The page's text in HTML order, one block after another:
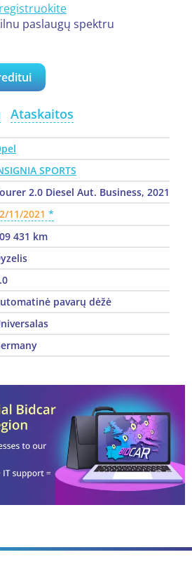
paslaugų spektru
Ataskaitos
SPORTS
2.0 Diesel Aut. Business, 2021
11/2021
431 km
pavarų dėžė